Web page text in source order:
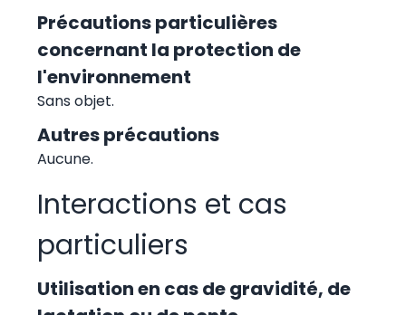
Précautions particulières
concernant la protection de
l'environnement
Sans objet.
Autres précautions
Aucune.
Interactions et cas
particuliers
Utilisation en cas de gravidité, de